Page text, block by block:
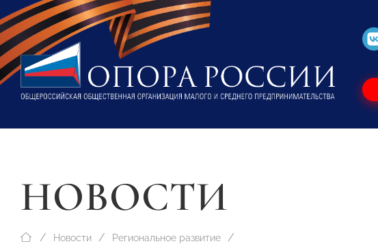
НОВОСТИ
Новости Региональное развитие